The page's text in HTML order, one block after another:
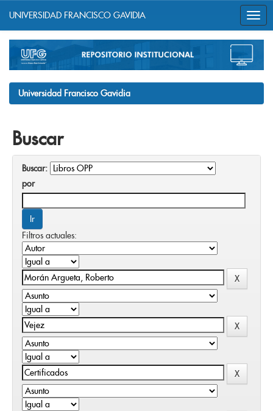
navigation
UNIVERSIDAD FRANCISCO GAVIDIA
Universidad Francisco Gavidia
Buscar
Buscar:
por
Filtros actuales: